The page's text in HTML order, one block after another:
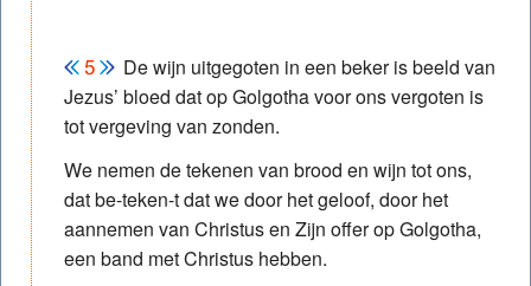
De wijn uitgegoten in een beker is beeld van
Jezus’ bloed dat op Golgotha voor ons vergoten is
tot vergeving van zonden.
We nemen de tekenen van brood en wijn tot ons,
dat be-teken-t dat we door het geloof, door het
aannemen van Christus en Zijn offer op Golgotha,
een band met Christus hebben.